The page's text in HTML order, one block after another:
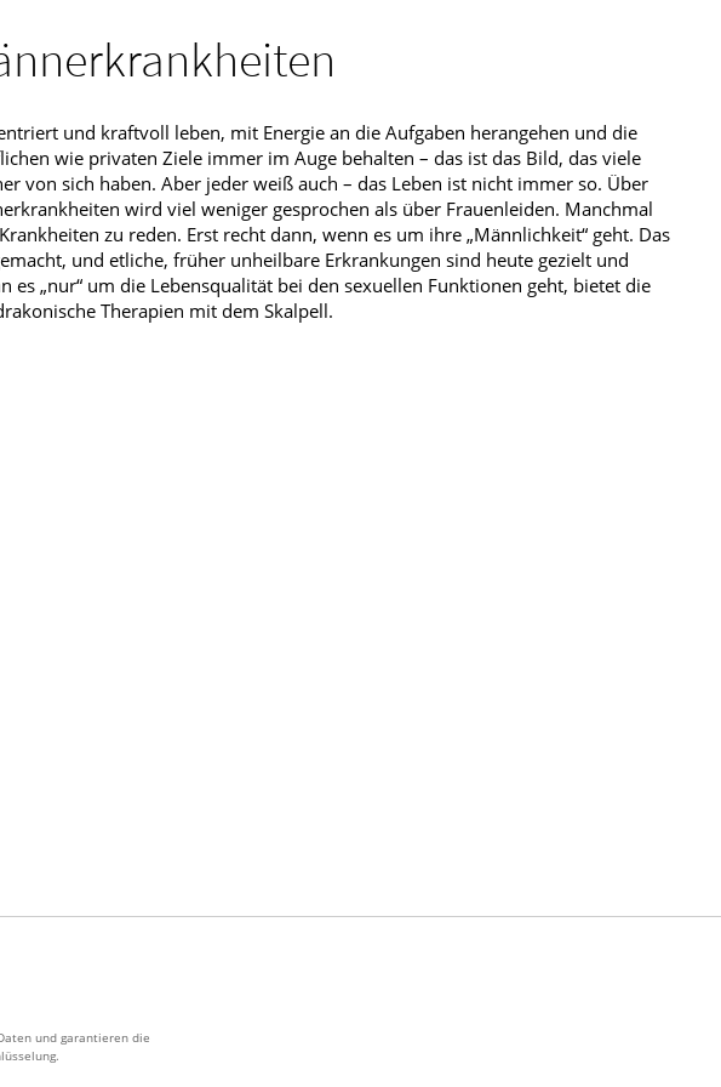
und kraftvoll leben, mit Energie an die Aufgaben herangehen und die
wie privaten Ziele immer im Auge behalten – das ist das Bild, das viele
von sich haben. Aber jeder weiß auch – das Leben ist nicht immer so. Über
wird viel weniger gesprochen als über Frauenleiden. Manchmal
zu reden. Erst recht dann, wenn es um ihre „Männlichkeit“ geht. Das
und etliche, früher unheilbare Erkrankungen sind heute gezielt und
„nur“ um die Lebensqualität bei den sexuellen Funktionen geht, bietet die
Therapien mit dem Skalpell.
und garantieren die